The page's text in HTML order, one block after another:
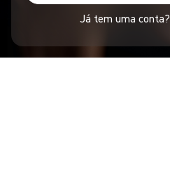
Já tem uma conta?